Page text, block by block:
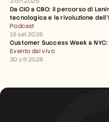
Da CIO a CBO: il percorso di
tecnologica e la rivoluzione
Podcast
16 set 2025
Customer Success Week a
Evento dal vivo
30 ott 2025